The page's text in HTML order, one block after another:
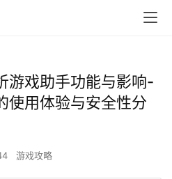
游戏助手功能与影响-
使用体验与安全性分
游戏攻略